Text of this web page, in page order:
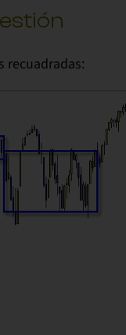
recuadradas: